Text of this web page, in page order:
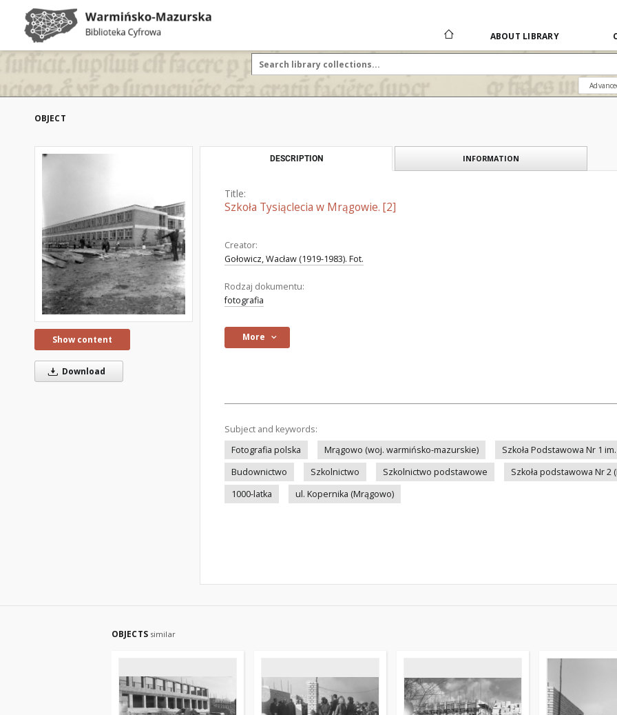
ABOUT LIBRARY
OBJECT
Show content
Download
DESCRIPTION INFORMATION
Title:
Szkoła Tysiąclecia w Mrągowie. [2]
Creator:
Gołowicz, Wacław (1919-1983). Fot.
Rodzaj dokumentu:
fotografia
More
Subject and keywords:
Fotografia polska
Mrągowo (woj. warmińsko-mazurskie)
Szkoła Podstawowa Nr 1
Budownictwo
Szkolnictwo Szkolnictwo podstawowe Szkoła podstawowa Nr 2
1000-latka
ul. Kopernika (Mrągowo)
OBJECTS similar